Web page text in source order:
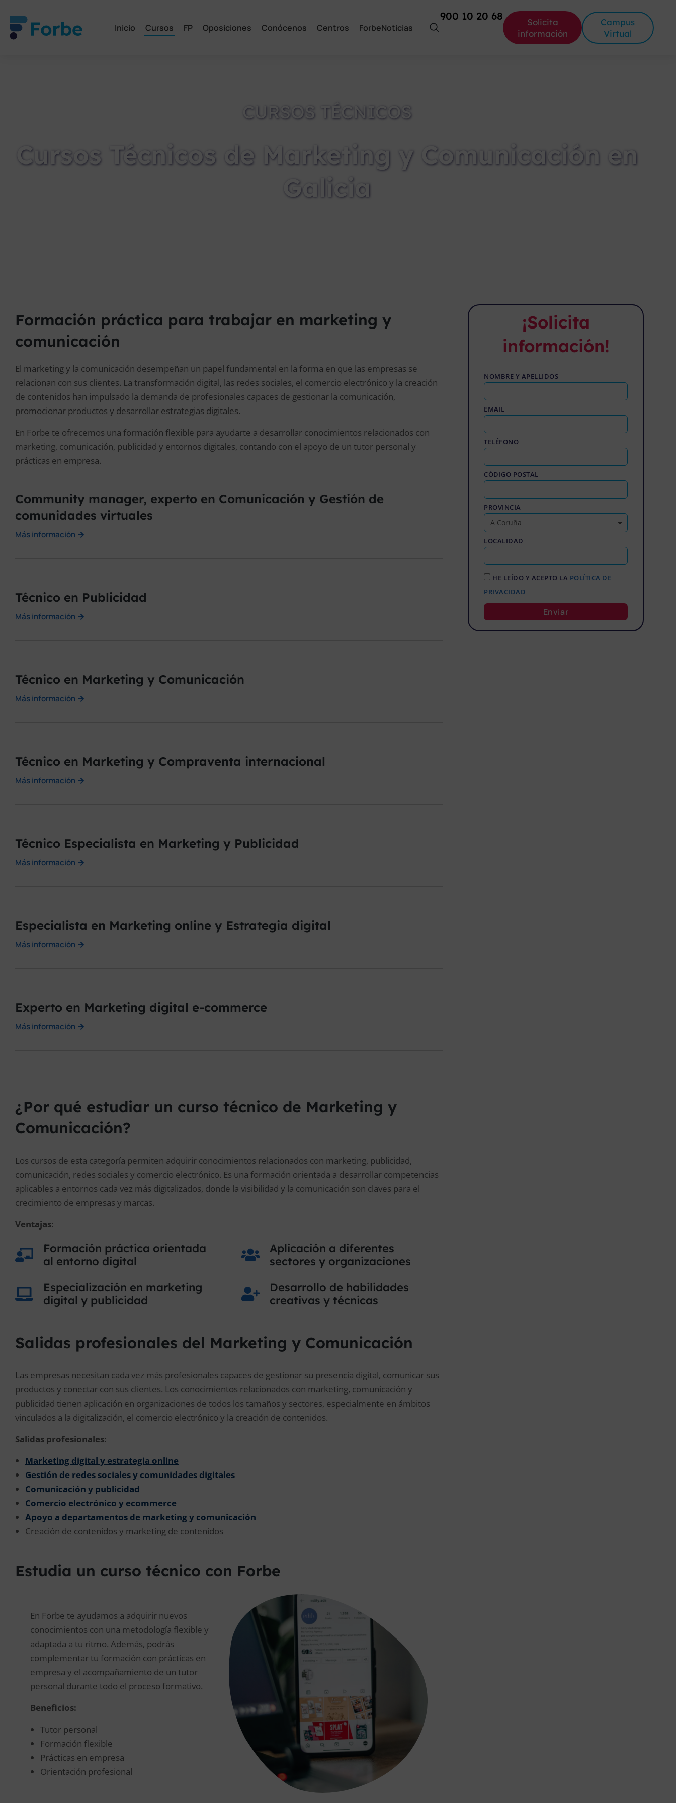
Inicio Cursos FP Oposiciones Conócenos Centros ForbeNoticias
900 10 20 68
Solicita
información
Campus
Virtual
CURSOS TÉCNICOS
Cursos Técnicos de Marketing y Comunicación en
Galicia
Formación práctica para trabajar en marketing y
comunicación
El marketing y la comunicación desempeñan un papel fundamental en la forma en que las empresas se
relacionan con sus clientes. La transformación digital, las redes sociales, el comercio electrónico y la creación
de contenidos han impulsado la demanda de profesionales capaces de gestionar la comunicación,
promocionar productos y desarrollar estrategias digitales.
En Forbe te ofrecemos una formación flexible para ayudarte a desarrollar conocimientos relacionados con
marketing, comunicación, publicidad y entornos digitales, contando con el apoyo de un tutor personal y
prácticas en empresa.
Community manager, experto en Comunicación y Gestión de
comunidades virtuales
Más información
Técnico en Publicidad
Más información
Técnico en Marketing y Comunicación
Más información
Técnico en Marketing y Compraventa internacional
Más información
Técnico Especialista en Marketing y Publicidad
Más información
Especialista en Marketing online y Estrategia digital
Más información
Experto en Marketing digital e-commerce
Más información
¿Por qué estudiar un curso técnico de Marketing y
Comunicación?
Los cursos de esta categoría permiten adquirir conocimientos relacionados con marketing, publicidad,
comunicación, redes sociales y comercio electrónico. Es una formación orientada a desarrollar competencias
aplicables a entornos cada vez más digitalizados, donde la visibilidad y la comunicación son claves para el
crecimiento de empresas y marcas.
Ventajas:
Formación práctica orientada
al entorno digital
Aplicación a diferentes
sectores y organizaciones
Especialización en marketing
digital y publicidad
Desarrollo de habilidades
creativas y técnicas
Salidas profesionales del Marketing y Comunicación
Las empresas necesitan cada vez más profesionales capaces de gestionar su presencia digital, comunicar sus
productos y conectar con sus clientes. Los conocimientos relacionados con marketing, comunicación y
publicidad tienen aplicación en organizaciones de todos los tamaños y sectores, especialmente en ámbitos
vinculados a la digitalización, el comercio electrónico y la creación de contenidos.
Salidas profesionales:
Marketing digital y estrategia online
Gestión de redes sociales y comunidades digitales
Comunicación y publicidad
Comercio electrónico y ecommerce
Apoyo a departamentos de marketing y comunicación
Creación de contenidos y marketing de contenidos
Estudia un curso técnico con Forbe
En Forbe te ayudamos a adquirir nuevos
conocimientos con una metodología flexible y
adaptada a tu ritmo. Además, podrás
complementar tu formación con prácticas en
empresa y el acompañamiento de un tutor
personal durante todo el proceso formativo.
Beneficios:
Tutor personal
Formación flexible
Prácticas en empresa
Orientación profesional
¡Solicita
información!
NOMBRE Y APELLIDOS
EMAIL
TELÉFONO
CÓDIGO POSTAL
PROVINCIA
LOCALIDAD
HE LEÍDO Y ACEPTO LA POLÍTICA DE
PRIVACIDAD
Enviar